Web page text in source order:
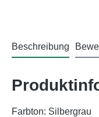
Beschreibung
Farbton: Silbergrau